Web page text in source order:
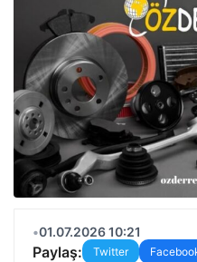
•01.07.2026 10:21
Paylaş: Twitter